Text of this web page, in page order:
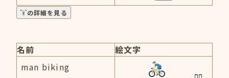
の詳細を見る
名前
絵文字
man biking